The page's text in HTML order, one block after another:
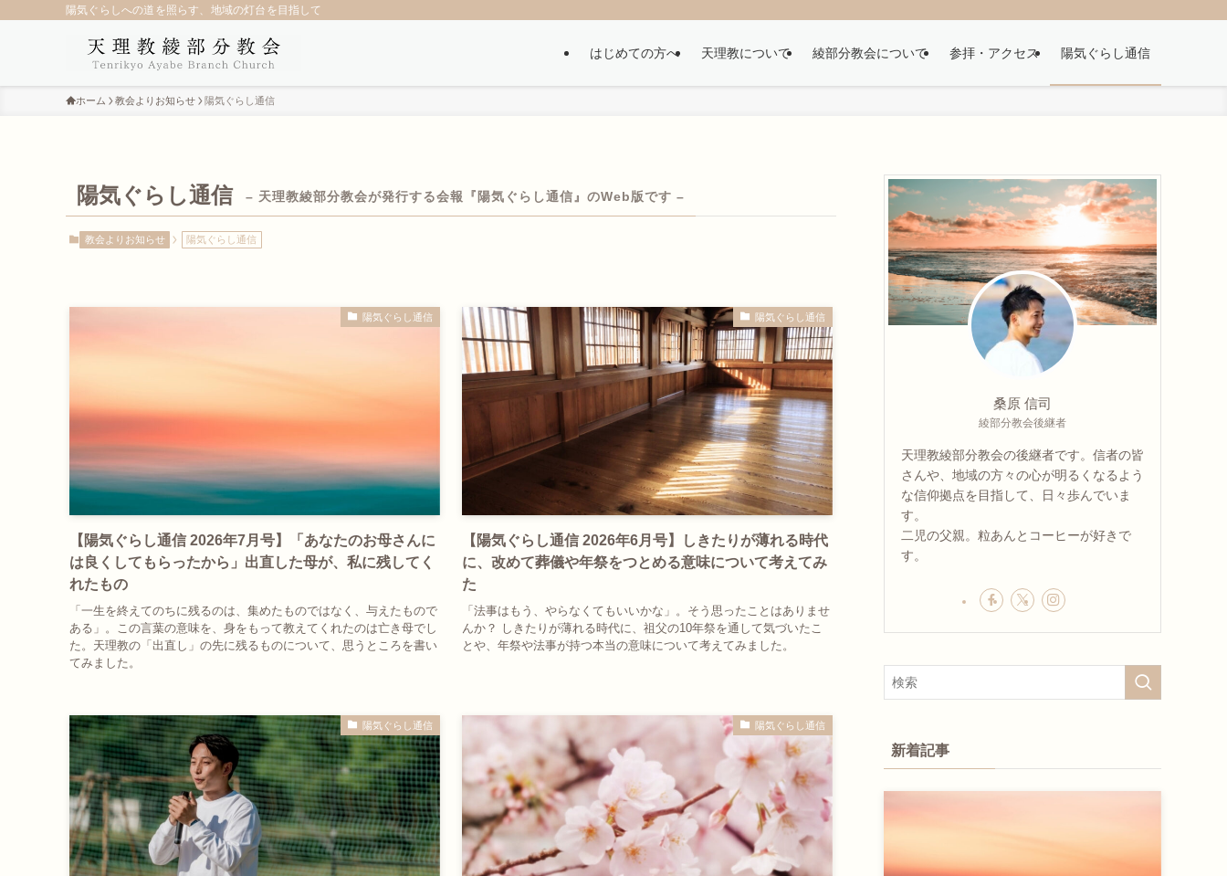
陽気ぐらしへの道を照らす、地域の灯台を目指して
はじめての方へ 天理教について 綾部分教会について 参拝・アクセス 陽気ぐらし通信
ホーム 教会よりお知らせ 陽気ぐらし通信
陽気ぐらし通信 – 天理教綾部分教会が発行する会報『陽気ぐらし通信』のWeb版です –
教会よりお知らせ 陽気ぐらし通信
陽気ぐらし通信
【陽気ぐらし通信 2026年7月号】「あなたのお母さんに
は良くしてもらったから」出直した母が、私に残してく
れたもの
「一生を終えてのちに残るのは、集めたものではなく、与えたもので
ある」。この言葉の意味を、身をもって教えてくれたのは亡き母でし
た。天理教の「出直し」の先に残るものについて、思うところを書い
てみました。
陽気ぐらし通信
【陽気ぐらし通信 2026年6月号】しきたりが薄れる時代
に、改めて葬儀や年祭をつとめる意味について考えてみ
た
「法事はもう、やらなくてもいいかな」。そう思ったことはありませ
んか？ しきたりが薄れる時代に、祖父の10年祭を通して気づいたこ
とや、年祭や法事が持つ本当の意味について考えてみました。
陽気ぐらし通信 陽気ぐらし通信
桑原 信司
綾部分教会後継者
天理教綾部分教会の後継者です。信者の皆
さんや、地域の方々の心が明るくなるよう
な信仰拠点を目指して、日々歩んでいま
す。
二児の父親。粒あんとコーヒーが好きで
す。
新着記事